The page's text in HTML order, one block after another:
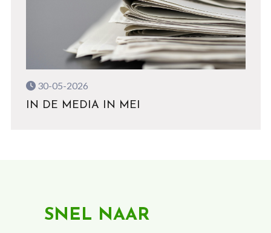
30-05-2026
IN DE MEDIA IN MEI
SNEL NAAR